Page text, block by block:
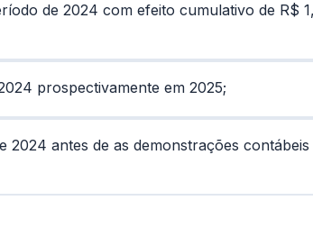
de 2024 com efeito cumulativo de R$
prospectivamente em 2025;
antes de as demonstrações